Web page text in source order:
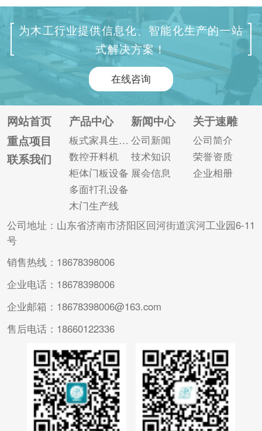
超激光侧孔机。同时
相较于传统的打孔设
备，它在操作方面更
为简单，加工精度也
体操作简单。只需将
设定好的参数输入机
器，整个运行过程由
电脑系统控制，一键
启动，就可以实现板
材的打孔操作，同时
操作人员不需要有高
降低生产成本是家具
制造企业提高竞争力
的关键。但单台机器
分开加工的生产模
式，越来越满足不了
一些大型企业的生产
需求，因此有一些企
业开始选择板式家具
生产线。 家具生产线
一般就是开料设备、
打孔设备、封边机搭
配连线，协作生产。
为木工行业提供信息化、智能化生产的一站
式解决方案！
在线咨询
网站首页
重点项目
联系我们
产品中心
板式家具生产线
数控开料机
柜体门板设备
多面打孔设备
木门生产线
新闻中心
公司新闻
技术知识
展会信息
关于速雕
公司简介
荣誉资质
企业相册
公司地址：山东省济南市济阳区回河街道滨河工业园6-11
号
销售热线：18678398006
企业电话：18678398006
企业邮箱：18678398006@163.com
售后电话：18660122336